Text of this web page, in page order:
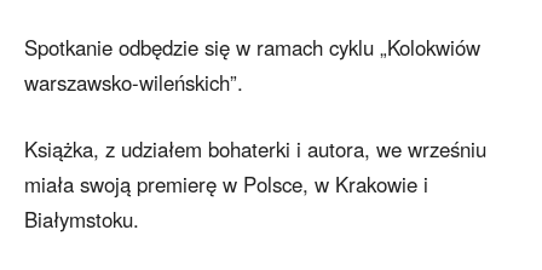
Spotkanie odbędzie się w ramach cyklu „Kolokwiów
warszawsko-wileńskich”.
Książka, z udziałem bohaterki i autora, we wrześniu
miała swoją premierę w Polsce, w Krakowie i
Białymstoku.